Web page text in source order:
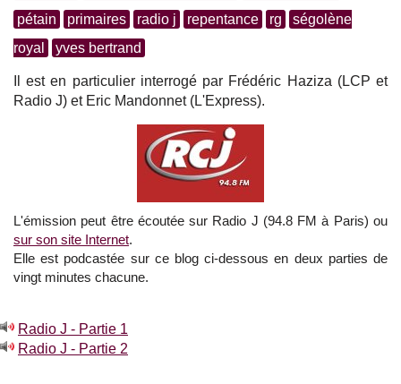
pétain
primaires radio j repentance rg
ségolène
royal
yves bertrand
Il est en particulier interrogé par Frédéric Haziza (LCP et
Radio J) et Eric Mandonnet (L'Express).
L'émission peut être écoutée sur Radio J (94.8 FM à Paris) ou
sur son site Internet.
Elle est podcastée sur ce blog ci-dessous en deux parties de
vingt minutes chacune.
Radio J - Partie 1
Radio J - Partie 2